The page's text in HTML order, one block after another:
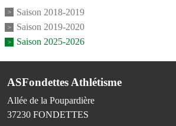
Saison 2018-2019
Saison 2019-2020
Saison 2025-2026
ASFondettes Athlétisme
Allée de la Poupardière
37230 FONDETTES